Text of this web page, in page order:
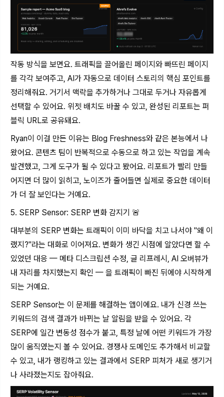
작동 방식을 보면요. 트래픽을 끌어올린 페이지와 빠뜨린 페이지
를 각각 보여주고, AI가 자동으로 데이터 스토리의 핵심 포인트를
정리해줘요. 거기서 맥락을 추가하거나 그대로 두거나 자유롭게
선택할 수 있어요. 위젯 배치도 바꿀 수 있고, 완성된 리포트는 퍼
블릭 URL로 공유돼요.
Ryan이 이걸 만든 이유는 Blog Freshness와 같은 본능에서 나
왔어요. 콘텐츠 팀이 반복적으로 수동으로 하고 있는 작업을 계속
발견했고, 그게 도구가 될 수 있다고 봤어요. 리포트가 빨리 만들
어지면 더 많이 읽히고, 노이즈가 줄어들면 실제로 중요한 데이터
가 더 잘 보인다는 거예요.
5. SERP Sensor: SERP 변화 감지기 🚨
대부분의 SERP 변화는 트래픽이 이미 바닥을 치고 나서야 "왜 이
랬지?"라는 대화로 이어져요. 변화가 생긴 시점에 알았다면 할 수
있었던 대응 — 메타 디스크립션 수정, 글 리프레시, AI 오버뷰가
내 자리를 차지했는지 확인 — 을 트래픽이 빠진 뒤에야 시작하게
되는 거예요.
SERP Sensor는 이 문제를 해결하는 앱이에요. 내가 신경 쓰는
키워드의 검색 결과가 바뀌는 날 알림을 받을 수 있어요. 각
SERP에 일간 변동성 점수가 붙고, 특정 날에 어떤 키워드가 가장
많이 움직였는지 볼 수 있어요. 경쟁사 도메인도 추가해서 비교할
수 있고, 내가 랭킹하고 있는 결과에서 SERP 피처가 새로 생기거
나 사라졌는지도 잡아줘요.